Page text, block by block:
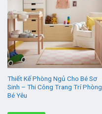
Thiết Kế Phòng Ngủ Cho Bé Sơ
Sinh – Thi Công Trang Trí Phòng
Bé Yêu